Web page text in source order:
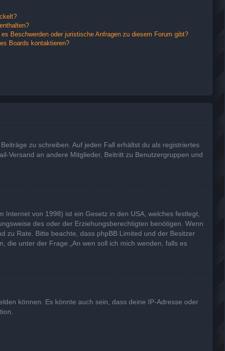
Beschwerden oder juristische Anfragen zu diesem Forum gibt?
Boards kontaktieren?
zu schreiben. Auf jeden Fall erhältst du als registriertes
Versand an andere Mitglieder, Beitritt zu Benutzergruppen und
von 1998) ist ein Gesetz in den USA, welches festlegt,
des oder der Erziehungsberechtigten benötigen. Wenn
zu Rate. Bitte beachte, dass phpBB Limited und der Besitzer
die unter der Frage „An wen soll ich mich wenden, falls es
können. Es könnte auch sein, dass deine IP-Adresse oder